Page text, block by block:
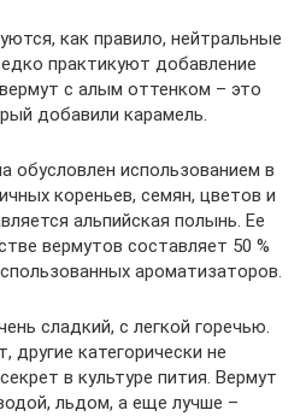
как правило, нейтральные
практикуют добавление
с алым оттенком – это
добавили карамель.
обусловлен использованием в
кореньев, семян, цветов и
альпийская полынь. Ее
вермутов составляет 50 %
ароматизаторов.
сладкий, с легкой горечью.
категорически не
в культуре пития. Вермут
льдом, а еще лучше –